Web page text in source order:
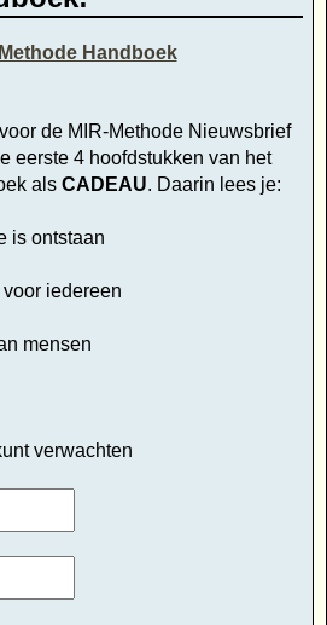
de MIR-Methode Nieuwsbrief
eerste 4 hoofdstukken van het
als CADEAU. Daarin lees je:
is ontstaan
iedereen
mensen
verwachten